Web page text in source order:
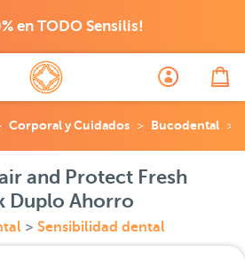
en TODO Sensilis!
Corporal y Cuidados Bucodental
and Protect Fresh
Duplo Ahorro
> Sensibilidad dental